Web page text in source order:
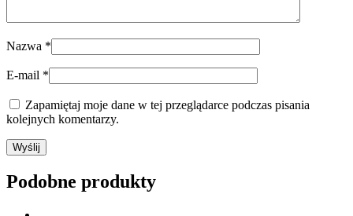
Nazwa *
E-mail *
Zapamiętaj moje dane w tej przeglądarce podczas pisania
kolejnych komentarzy.
Podobne produkty